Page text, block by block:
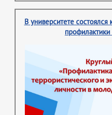
В университете